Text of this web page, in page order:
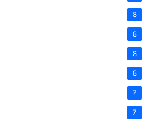
8
8
8
8
7
7